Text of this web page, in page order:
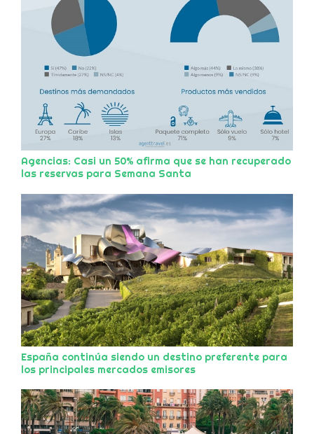
Agencias: Casi un 50% afirma que se han recuperado
las reservas para Semana Santa
España continúa siendo un destino preferente para
los principales mercados emisores